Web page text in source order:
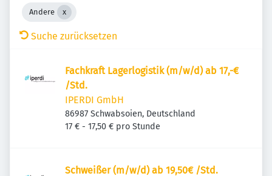
Andere
Suche zurücksetzen
Fachkraft Lagerlogistik (m/w/d) ab 17,-€
/Std.
IPERDI GmbH
86987 Schwabsoien, Deutschland
17 € - 17,50 € pro Stunde
Schweißer (m/w/d) ab 19,50€ /Std.